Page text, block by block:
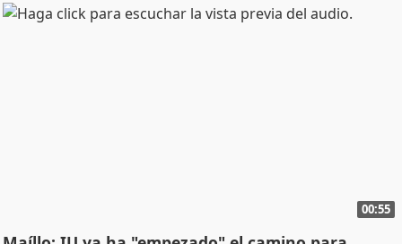
00:55